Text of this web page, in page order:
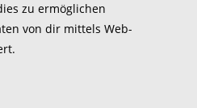
zu ermöglichen
von dir mittels Web-